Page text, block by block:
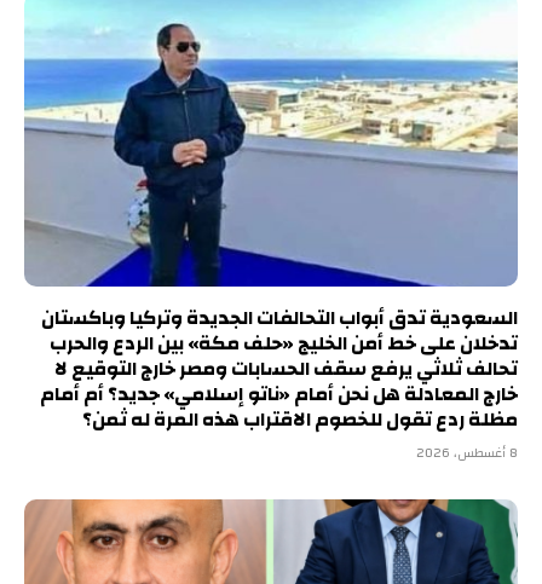
السعودية تدق أبواب التحالفات الجديدة وتركيا وباكستان
تدخلان على خط أمن الخليج «حلف مكة» بين الردع والحرب
تحالف ثلاثي يرفع سقف الحسابات ومصر خارج التوقيع لا
خارج المعادلة هل نحن أمام «ناتو إسلامي» جديد؟ أم أمام
مظلة ردع تقول للخصوم الاقتراب هذه المرة له ثمن؟
8 أغسطس، 2026